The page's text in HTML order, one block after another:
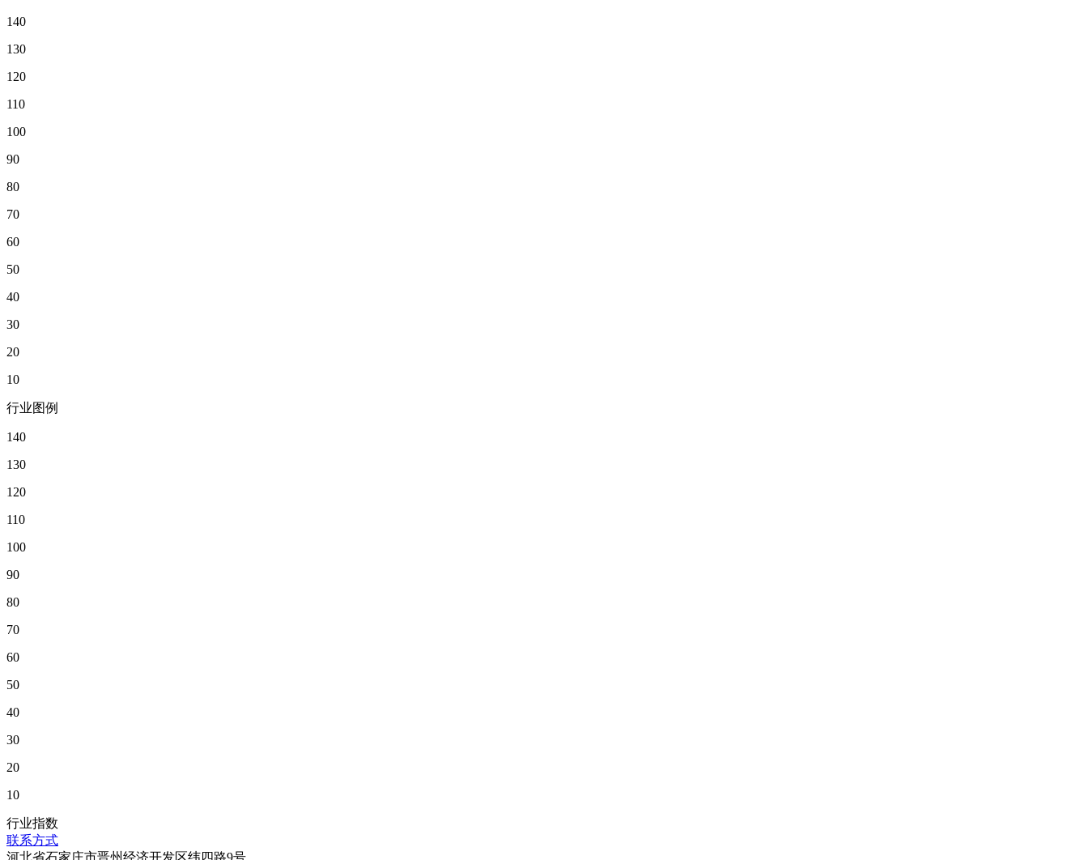
140
130
120
110
100
90
80
70
60
50
40
30
20
10
行业图例
140
130
120
110
100
90
80
70
60
50
40
30
20
10
行业指数
联系方式
河北省石家庄市晋州经济开发区纬四路9号